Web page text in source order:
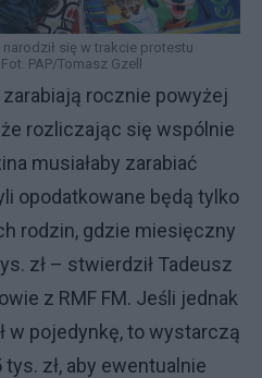
się w trakcie protestu
PAP/Tomasz Gzell
rocznie powyżej
że rozliczając się wspólnie
musiałaby zarabiać
opodatkowane będą tylko
rodzin, gdzie miesięczny
zł – stwierdził Tadeusz
z RMF FM. Jeśli jednak
w pojedynkę, to wystarczą
zł, aby ewentualnie